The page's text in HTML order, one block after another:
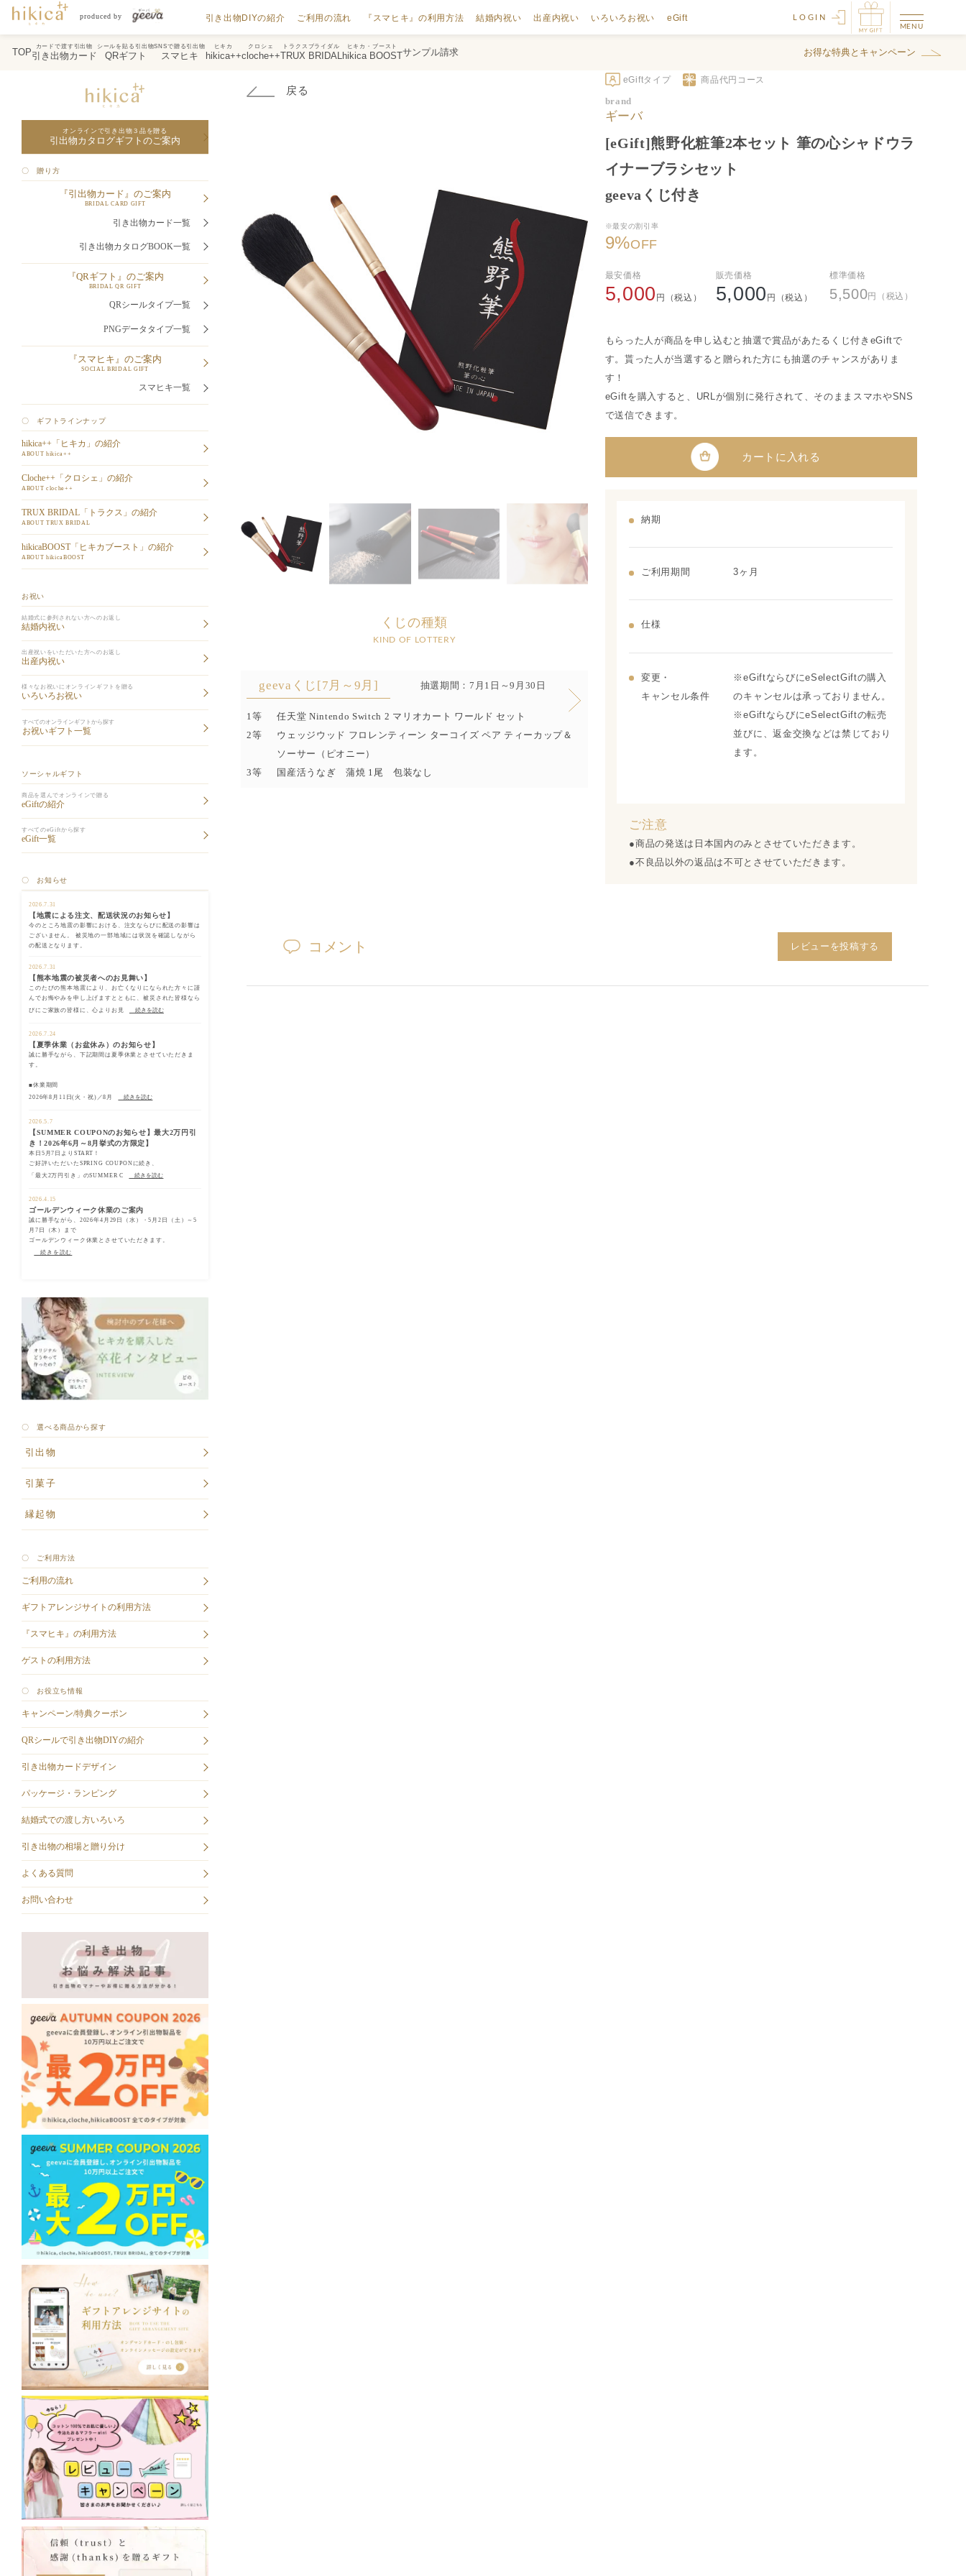
引き出物DIYの紹介 ご利用の流れ 『スマヒキ』の利用方法 結婚内祝い 出産内祝い いろいろお祝い eGift LOGIN
TOP
カードで渡す引出物
引き出物カード
シールを貼る引出物
QRギフト
SNSで贈る引出物
スマヒキ
ヒキカ
hikica++
クロシェ
cloche++
トラクスブライダル
TRUX BRIDAL
ヒキカ・ブースト
hikica BOOSTサンプル請求 お得な特典とキャンペーン
オンラインで引き出物３品を贈る
引出物カタログギフトのご案内
〇 贈り方
『引出物カード』のご案内
BRIDAL CARD GIFT
引き出物カード一覧
引き出物カタログBOOK一覧
『QRギフト』のご案内
BRIDAL QR GIFT
QRシールタイプ一覧
PNGデータタイプ一覧
『スマヒキ』のご案内
SOCIAL BRIDAL GIFT
スマヒキ一覧
〇 ギフトラインナップ
hikica++「ヒキカ」の紹介
ABOUT hikica++
Cloche++「クロシェ」の紹介
ABOUT cloche++
TRUX BRIDAL「トラクス」の紹介
ABOUT TRUX BRIDAL
hikicaBOOST「ヒキカブースト」の紹介
ABOUT hikicaBOOST
お祝い
結婚式に参列されない方へのお返し
結婚内祝い
出産祝いをいただいた方へのお返し
出産内祝い
様々なお祝いにオンラインギフトを贈る
いろいろお祝い
すべてのオンラインギフトから探す
お祝いギフト一覧
ソーシャルギフト
商品を選んでオンラインで贈る
eGiftの紹介
すべてのeGiftから探す
eGift一覧
〇 お知らせ
2026.7.31
【地震による注文、配送状況のお知らせ】
今のところ地震の影響における、注文ならびに配送の影響は
ございません。 被災地の一部地域には状況を確認しながら
の配送となります。
2026.7.31
【熊本地震の被災者へのお見舞い】
このたびの熊本地震により、お亡くなりになられた方々に謹
んでお悔やみを申し上げますとともに、被災された皆様なら
びにご家族の皆様に、心よりお見
続きを読む
2026.7.24
【夏季休業（お盆休み）のお知らせ】
誠に勝手ながら、下記期間は夏季休業とさせていただきま
す。
■休業期間
2026年8月11日(火・祝)／8月
続きを読む
2026.5.7
【SUMMER COUPONのお知らせ】最大2万円引
き！2026年6月～8月挙式の方限定】
本日5月7日よりSTART！
ご好評いただいたSPRING COUPONに続き、
「最大2万円引き」のSUMMER C
続きを読む
2026.4.15
ゴールデンウィーク休業のご案内
誠に勝手ながら、2026年4月29日（水）・5月2日（土）～5
月7日（木）まで
ゴールデンウィーク休業とさせていただきます。
続きを読む
〇 選べる商品から探す
引出物
引菓子
縁起物
〇 ご利用方法
ご利用の流れ
ギフトアレンジサイトの利用方法
『スマヒキ』の利用方法
ゲストの利用方法
〇 お役立ち情報
キャンペーン/特典クーポン
QRシールで引き出物DIYの紹介
引き出物カードデザイン
パッケージ・ランピング
結婚式での渡し方いろいろ
引き出物の相場と贈り分け
よくある質問
お問い合わせ
戻る
くじの種類
KIND OF LOTTERY
geevaくじ[7月～9月] 抽選期間：7月1日～9月30日
1等
任天堂 Nintendo Switch 2 マリオカート ワールド セット
2等
ウェッジウッド フロレンティーン ターコイズ ペア ティーカップ＆
ソーサー（ピオニー）
3等
国産活うなぎ 蒲焼 1尾 包装なし
eGiftタイプ 商品代 円コース
brand
ギーバ
[eGift]熊野化粧筆2本セット 筆の心シャドウラ
イナーブラシセット
geevaくじ付き
※最安の割引率
9%OFF
最安価格
5,000 円（税込）
販売価格
5,000 円（税込）
標準価格
5,500円（税込）
もらった人が商品を申し込むと抽選で賞品があたるくじ付きeGiftで
す。貰った人が当選すると贈られた方にも抽選のチャンスがありま
す！
eGiftを購入すると、URLが個別に発行されて、そのままスマホやSNS
で送信できます。
カートに入れる
納期
ご利用期間 3ヶ月
仕様
変更・
キャンセル条件
※eGiftならびにeSelectGiftの購入
のキャンセルは承っておりません。
※eGiftならびにeSelectGiftの転売
並びに、返金交換などは禁じており
ます。
ご注意
●商品の発送は日本国内のみとさせていただきます。
●不良品以外の返品は不可とさせていただきます。
コメント レビューを投稿する